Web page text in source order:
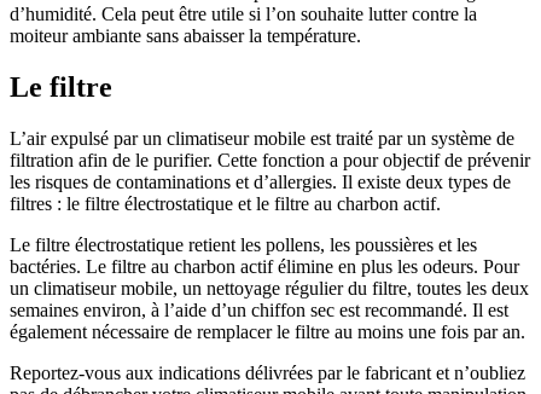
d’humidité. Cela peut être utile si l’on souhaite lutter contre la
moiteur ambiante sans abaisser la température.
Le filtre
L’air expulsé par un climatiseur mobile est traité par un système de
filtration afin de le purifier. Cette fonction a pour objectif de prévenir
les risques de contaminations et d’allergies. Il existe deux types de
filtres : le filtre électrostatique et le filtre au charbon actif.
Le filtre électrostatique retient les pollens, les poussières et les
bactéries. Le filtre au charbon actif élimine en plus les odeurs. Pour
un climatiseur mobile, un nettoyage régulier du filtre, toutes les deux
semaines environ, à l’aide d’un chiffon sec est recommandé. Il est
également nécessaire de remplacer le filtre au moins une fois par an.
Reportez-vous aux indications délivrées par le fabricant et n’oubliez